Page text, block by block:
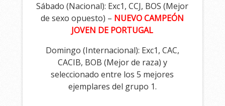
Sábado (Nacional): Exc1, CCJ, BOS (Mejor
de sexo opuesto) – NUEVO CAMPEÓN
JOVEN DE PORTUGAL
Domingo (Internacional): Exc1, CAC,
CACIB, BOB (Mejor de raza) y
seleccionado entre los 5 mejores
ejemplares del grupo 1.